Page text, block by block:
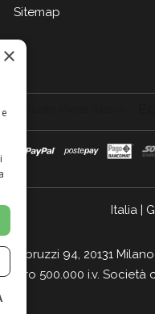
Sitemap
Italia|
Abruzzi 94, 20131
Euro 500.000 i.v.
×